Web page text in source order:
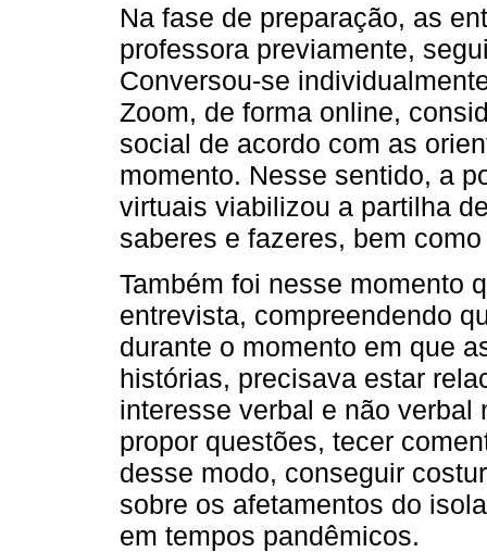
Na fase de preparação, as
professora previamente,
Conversou-se
Zoom, de forma online,
social de acordo com as
momento. Nesse sentido, a
virtuais viabilizou a partilha
saberes e fazeres, bem
Também foi nesse momento
entrevista, compreendendo
durante o momento em que
histórias, precisava estar
interesse verbal e não
propor questões, tecer
desse modo, conseguir
sobre os afetamentos do
em tempos pandêmicos.